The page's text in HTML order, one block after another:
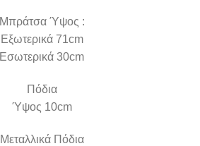
Μπράτσα Ύψος :
Εξωτερικά 71cm
Εσωτερικά 30cm
Πόδια
Ύψος 10cm
Μεταλλικά Πόδια